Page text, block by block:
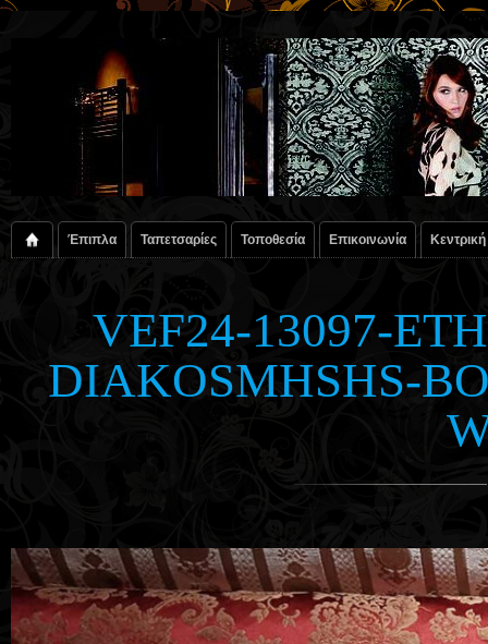
Έπιπλα Ταπετσαρίες Τοποθεσία Επικοινωνία Κεντρική
VEF24-13097-
DIAKOSMHSHS-